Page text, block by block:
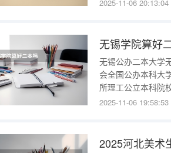
2025-11-06 20:13:04
无锡学院算好
无锡公办二本大学
会全国公办本科大
所理工公立本科院
2024年江苏高考物
2025-11-06 19:58:53
2025河北美术